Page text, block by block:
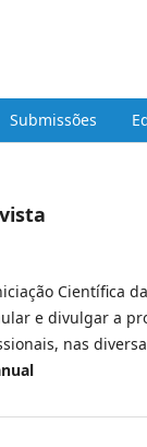
Submissões
Científica
e divulgar a
nas